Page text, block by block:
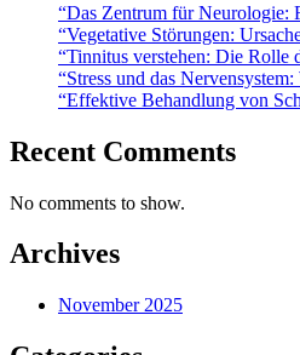
“Das Zentrum für Neurologie:
“Vegetative Störungen:
“Tinnitus verstehen: Die Rolle
“Stress und das
“Effektive Behandlung von
Recent Comments
No comments to show.
Archives
November 2025